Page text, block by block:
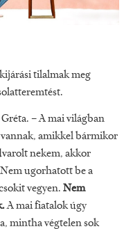
tilalmak meg
– A mai világban
amikkel bármikor
nekem, akkor
ugorhatott be a
vegyen. Nem
A mai fiatalok úgy
mintha végtelen sok